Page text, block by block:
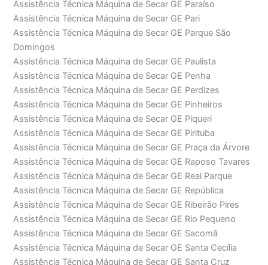
Assistência Técnica Máquina de Secar GE Paraíso
Assistência Técnica Máquina de Secar GE Pari
Assistência Técnica Máquina de Secar GE Parque São
Domingos
Assistência Técnica Máquina de Secar GE Paulista
Assistência Técnica Máquina de Secar GE Penha
Assistência Técnica Máquina de Secar GE Perdizes
Assistência Técnica Máquina de Secar GE Pinheiros
Assistência Técnica Máquina de Secar GE Piqueri
Assistência Técnica Máquina de Secar GE Pirituba
Assistência Técnica Máquina de Secar GE Praça da Árvore
Assistência Técnica Máquina de Secar GE Raposo Tavares
Assistência Técnica Máquina de Secar GE Real Parque
Assistência Técnica Máquina de Secar GE República
Assistência Técnica Máquina de Secar GE Ribeirão Pires
Assistência Técnica Máquina de Secar GE Rio Pequeno
Assistência Técnica Máquina de Secar GE Sacomã
Assistência Técnica Máquina de Secar GE Santa Cecília
Assistência Técnica Máquina de Secar GE Santa Cruz